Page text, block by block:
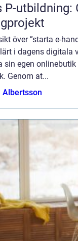
P-utbildning:
över ”starta e-
i dagens digitala
sin egen
Genom at...
Albertsson